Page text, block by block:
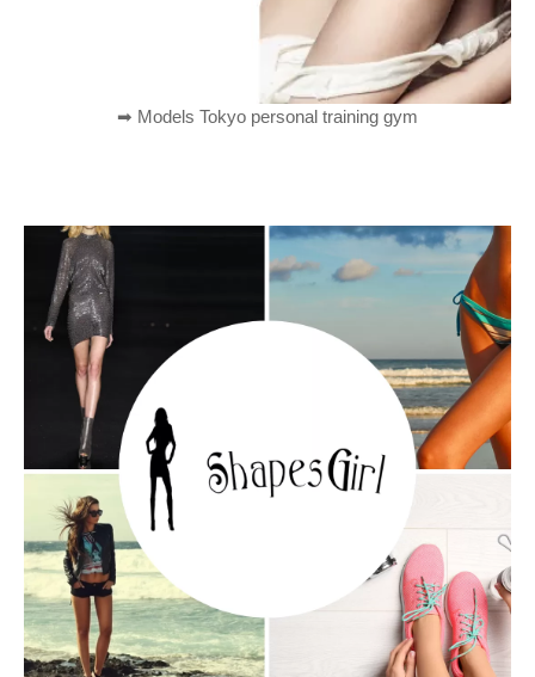
➡︎ Models Tokyo personal training gym